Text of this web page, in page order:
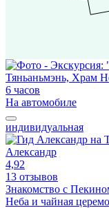
6 часов
На автомобиле
индивидуальная
Александр
4,92
13 отзывов
Знакомство с
Неба и чайная